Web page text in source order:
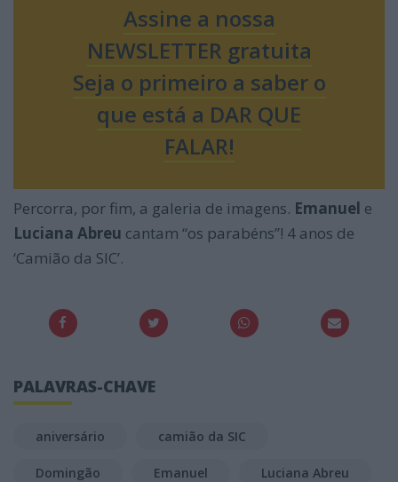
Assine a nossa
NEWSLETTER gratuita
Seja o primeiro a saber o
que está a DAR QUE
FALAR!
Percorra, por fim, a galeria de imagens. Emanuel e
Luciana Abreu cantam “os parabéns”! 4 anos de
‘Camião da SIC’.
PALAVRAS-CHAVE
aniversário camião da SIC
Domingão Emanuel Luciana Abreu